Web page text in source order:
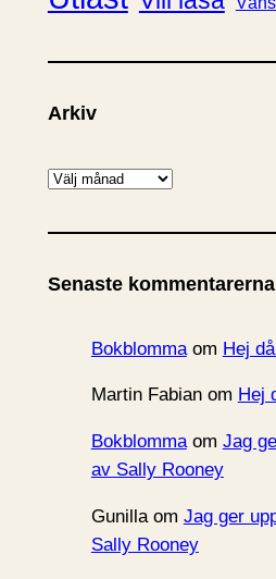
Arkiv
A
k
v
Senaste kommentarerna
Bokblommaom Hej
Martin Fabianom Hej
Bokblommaom Jag
av Sally Rooney
Gunillaom Jag ger
Sally Rooney